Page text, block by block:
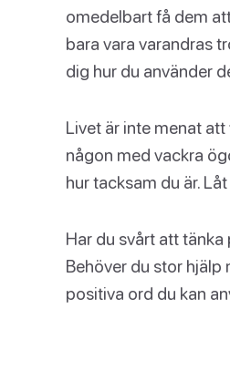
omedelbart få dem
bara vara varandras
dig hur du använder
Livet är inte menat
någon med vackra
hur tacksam du är.
Har du svårt att tänka
Behöver du stor
positiva ord du kan